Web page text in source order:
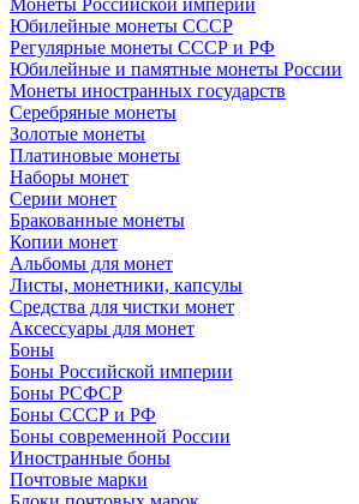
Монеты Российской империи
Юбилейные монеты СССР
Регулярные монеты СССР и РФ
Юбилейные и памятные монеты России
Монеты иностранных государств
Серебряные монеты
Золотые монеты
Платиновые монеты
Наборы монет
Серии монет
Бракованные монеты
Копии монет
Альбомы для монет
Листы, монетники, капсулы
Средства для чистки монет
Аксессуары для монет
Боны
Боны Российской империи
Боны РСФСР
Боны СССР и РФ
Боны современной России
Иностранные боны
Почтовые марки